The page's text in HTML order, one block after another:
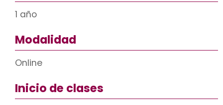
1 año
Modalidad
Online
Inicio de clases